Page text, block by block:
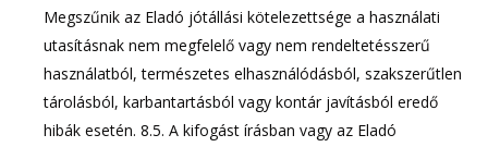
Megszűnik az Eladó jótállási kötelezettsége a használati
utasításnak nem megfelelő vagy nem rendeltetésszerű
használatból, természetes elhasználódásból, szakszerűtlen
tárolásból, karbantartásból vagy kontár javításból eredő
hibák esetén. 8.5. A kifogást írásban vagy az Eladó